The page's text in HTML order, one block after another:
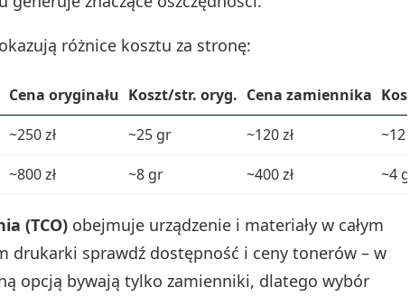
różnice kosztu za stronę:
Cena oryginału Koszt/str. oryg. Cena zamiennika
~250 zł ~25 gr ~120 zł ~12
~800 zł ~8 gr ~400 zł ~4 gr
(TCO) obejmuje urządzenie i materiały w całym
drukarki sprawdź dostępność i ceny tonerów – w
opcją bywają tylko zamienniki, dlatego wybór